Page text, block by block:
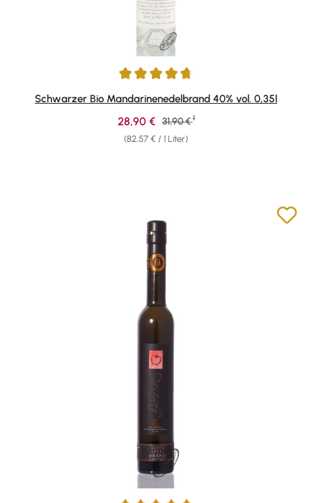
Durchschnittliche Bewertung von 4.8 von 5 Sternen
Schwarzer Bio Mandarinenedelbrand 40% vol. 0,35l
(82,57 € / 1 Liter)
Verkaufspreis:
28,90 € Regulärer Preis:
31,90 € 1